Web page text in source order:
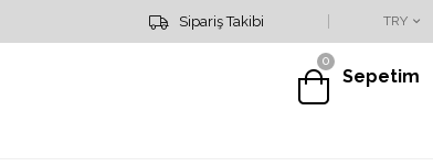
Sipariş Hattımız : 0553 151 19 25
Sipariş Takibi TRY
Sepetim
0